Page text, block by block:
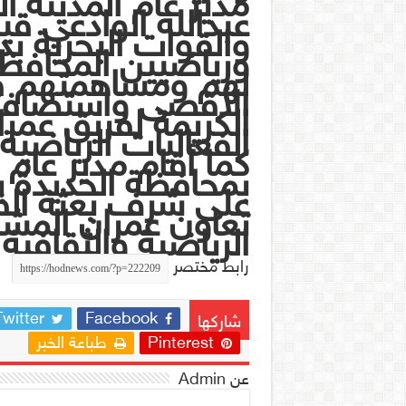
عبدالله الوادعي
والقوات البحرية
ورياضيين
لهم ومساهمتهم
الأقصى
الكريمة لفريق
الفعاليات
كما أقام مدير
بمحافظة
على شرف بعثة
تعاون عمران
الرياضية
رابط مختصر
شاركها Facebook
Pinterest
طباعة الخبر
عن Admin